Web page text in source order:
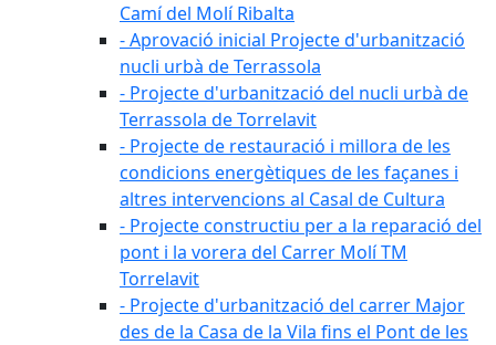
Camí del Molí Ribalta
- Aprovació inicial Projecte d'urbanització
nucli urbà de Terrassola
- Projecte d'urbanització del nucli urbà de
Terrassola de Torrelavit
- Projecte de restauració i millora de les
condicions energètiques de les façanes i
altres intervencions al Casal de Cultura
- Projecte constructiu per a la reparació del
pont i la vorera del Carrer Molí TM
Torrelavit
- Projecte d'urbanització del carrer Major
des de la Casa de la Vila fins el Pont de les